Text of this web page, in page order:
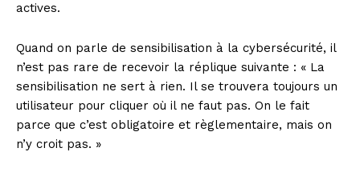
actives.
Quand on parle de sensibilisation à la cybersécurité, il
n’est pas rare de recevoir la réplique suivante : « La
sensibilisation ne sert à rien. Il se trouvera toujours un
utilisateur pour cliquer où il ne faut pas. On le fait
parce que c’est obligatoire et règlementaire, mais on
n’y croit pas. »